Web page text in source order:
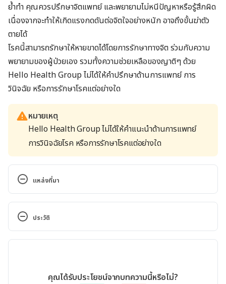
ย้ำทำ คุณควรปรึกษาจิตแพทย์ และพยายามไม่หนีปัญหาหรือรู้สึกผิด
เนื่องจากจะทำให้เกิดแรงกดดันต่อจิตใจอย่างหนัก อาจถึงขั้นฆ่าตัว
ตายได้
โรคนี้สามารถรักษาให้หายขาดได้โดยการรักษาทางจิต ร่วมกับความ
พยายามของผู้ป่วยเอง รวมทั้งความช่วยเหลือของญาติๆ ด้วย
Hello Health Group ไม่ได้ให้คำปรึกษาด้านการแพทย์ การ
วินิจฉัย หรือการรักษาโรคแต่อย่างใด
หมายเหตุ
Hello Health Group ไม่ได้ให้คำแนะนำด้านการแพทย์
การวินิจฉัยโรค หรือการรักษาโรคแต่อย่างใด
แหล่งที่มา
National Institute of Mental Health, Obsessive-
Compulsive Disorder,
https://www.nimh.nih.gov/health/topics/obsessive
Accessed on May 5, 2017
ประวัติ
เขียนโดย พิมพร เส็นติระ
คุณได้รับประโยชน์จากบทความนี้หรือไม่?